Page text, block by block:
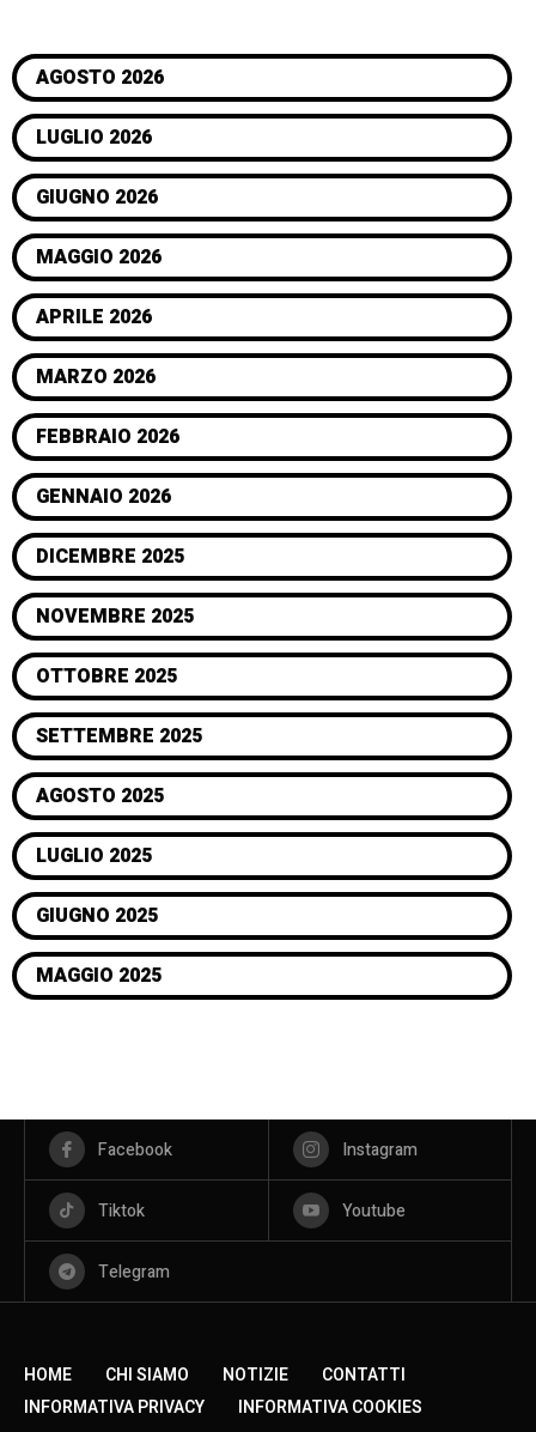
AGOSTO 2026
LUGLIO 2026
GIUGNO 2026
MAGGIO 2026
APRILE 2026
MARZO 2026
FEBBRAIO 2026
GENNAIO 2026
DICEMBRE 2025
NOVEMBRE 2025
OTTOBRE 2025
SETTEMBRE 2025
AGOSTO 2025
LUGLIO 2025
GIUGNO 2025
MAGGIO 2025
Facebook Instagram
Tiktok Youtube
Telegram
HOME CHI SIAMO NOTIZIE
CONTATTI
INFORMATIVA PRIVACY
INFORMATIVA COOKIES